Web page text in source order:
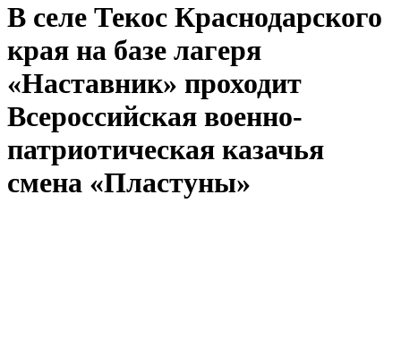
В селе Текос Краснодарского
края на базе лагеря
«Наставник» проходит
Всероссийская военно-
патриотическая казачья
смена «Пластуны»